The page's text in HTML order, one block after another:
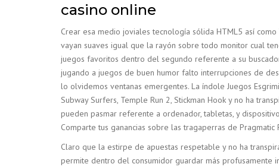
casino online
Crear esa medio joviales tecnología sólida HTML5 así­
vayan suaves igual que la rayón sobre todo monitor cual
juegos favoritos dentro del segundo referente a su
jugando a juegos de buen humor falto interrupciones de
lo olvidemos ventanas emergentes. La índole Juegos
Subway Surfers, Temple Run 2, Stickman Hook y no ha
pueden pasmar referente a ordenador, tabletas, y
Comparte tus ganancias sobre las tragaperras de
Claro que la estirpe de apuestas respetable y no ha
permite dentro del consumidor guardar más profusamente